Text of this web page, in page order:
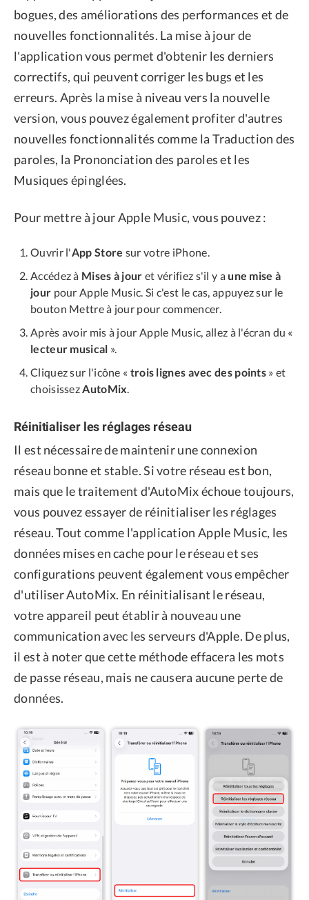
bogues, des améliorations des performances et de
nouvelles fonctionnalités. La mise à jour de
l'application vous permet d'obtenir les derniers
correctifs, qui peuvent corriger les bugs et les
erreurs. Après la mise à niveau vers la nouvelle
version, vous pouvez également profiter d'autres
nouvelles fonctionnalités comme la Traduction des
paroles, la Prononciation des paroles et les
Musiques épinglées.
Pour mettre à jour Apple Music, vous pouvez :
Ouvrir l'App Store sur votre iPhone.
Accédez à Mises à jour et vérifiez s'il y a une mise à
jour pour Apple Music. Si c'est le cas, appuyez sur le
bouton Mettre à jour pour commencer.
Après avoir mis à jour Apple Music, allez à l'écran du «
lecteur musical ».
Cliquez sur l'icône « trois lignes avec des points » et
choisissez AutoMix
Réinitialiser les réglages réseau
Il est nécessaire de maintenir une connexion
réseau bonne et stable. Si votre réseau est bon,
mais que le traitement d'AutoMix échoue toujours,
vous pouvez essayer de réinitialiser les réglages
réseau. Tout comme l'application Apple Music, les
données mises en cache pour le réseau et ses
configurations peuvent également vous empêcher
d'utiliser AutoMix. En réinitialisant le réseau,
votre appareil peut établir à nouveau une
communication avec les serveurs d'Apple. De plus,
il est à noter que cette méthode effacera les mots
de passe réseau, mais ne causera aucune perte de
données.